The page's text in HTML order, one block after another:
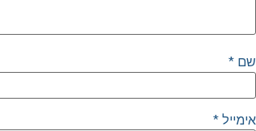
שם *
אימייל *